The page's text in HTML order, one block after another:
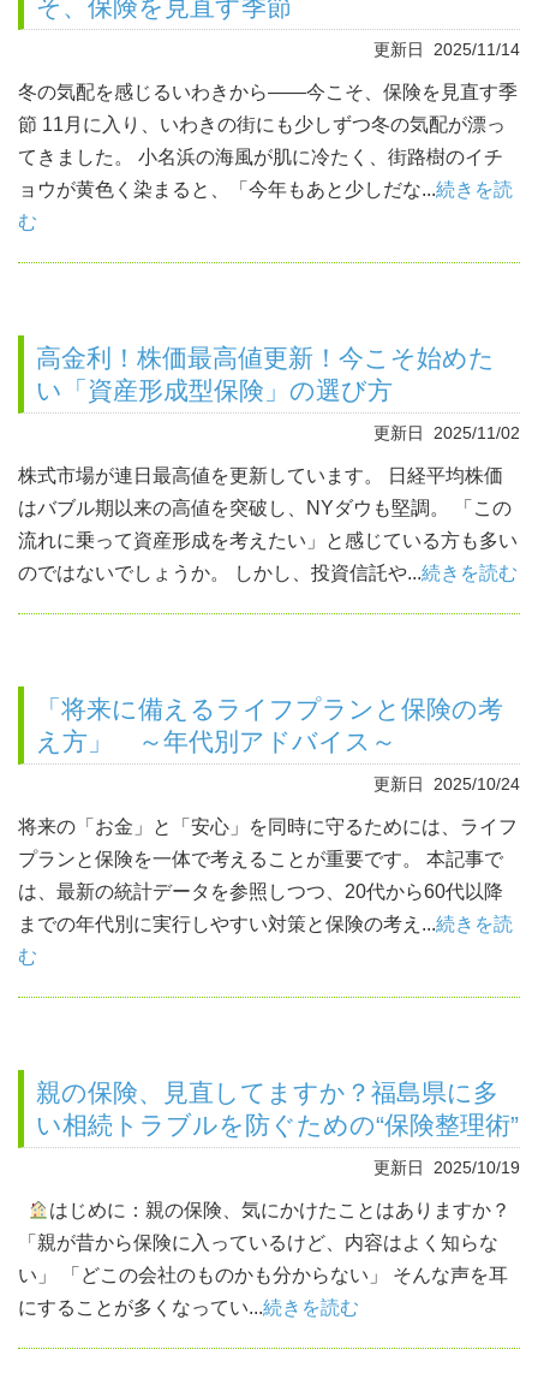
そ、保険を見直す季節
更新日 2025/11/14
冬の気配を感じるいわきから――今こそ、保険を見直す季
節 11月に入り、いわきの街にも少しずつ冬の気配が漂っ
てきました。 小名浜の海風が肌に冷たく、街路樹のイチ
ョウが黄色く染まると、「今年もあと少しだな...続きを読
む
高金利！株価最高値更新！今こそ始めた
い「資産形成型保険」の選び方
更新日 2025/11/02
株式市場が連日最高値を更新しています。 日経平均株価
はバブル期以来の高値を突破し、NYダウも堅調。 「この
流れに乗って資産形成を考えたい」と感じている方も多い
のではないでしょうか。 しかし、投資信託や...続きを読む
「将来に備えるライフプランと保険の考
え方」 ～年代別アドバイス～
更新日 2025/10/24
将来の「お金」と「安心」を同時に守るためには、ライフ
プランと保険を一体で考えることが重要です。 本記事で
は、最新の統計データを参照しつつ、20代から60代以降
までの年代別に実行しやすい対策と保険の考え...続きを読
む
親の保険、見直してますか？福島県に多
い相続トラブルを防ぐための“保険整理術”
更新日 2025/10/19
はじめに：親の保険、気にかけたことはありますか？
「親が昔から保険に入っているけど、内容はよく知らな
い」 「どこの会社のものかも分からない」 そんな声を耳
にすることが多くなってい...続きを読む